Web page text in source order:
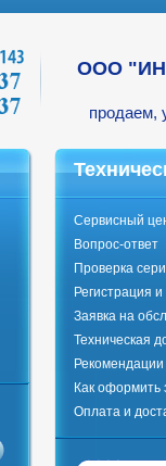
ООО
продаем,
Сервисный
Вопрос-ответ
Проверка
Регистрация
Заявка на
Техническая
Как оформить
Оплата и